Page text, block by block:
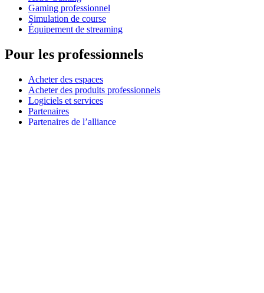
Gaming professionnel
Simulation de course
Équipement de streaming
Pour les professionnels
Acheter des espaces
Acheter des produits professionnels
Logiciels et services
Partenaires
Partenaires de l’alliance